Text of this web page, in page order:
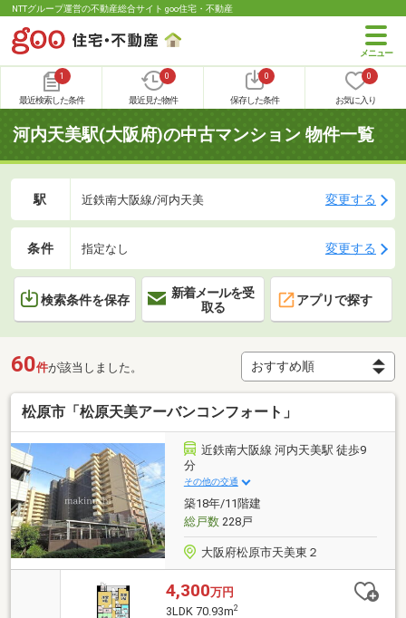
NTTグループ運営の不動産総合サイト goo住宅・不動産
1
最近検索した条件
0
最近見た物件
0
保存した条件
0
お気に入り
河内天美駅(大阪府)の中古マンション 物件一覧
駅 近鉄南大阪線/河内天美 変更する
条件 指定なし 変更する
検索条件を保存
新着メールを受
取る
アプリで探す
60件が該当しました。
松原市「松原天美アーバンコンフォート」
近鉄南大阪線 河内天美駅 徒歩9
分
その他の交通
築18年/11階建
総戸数228戸
大阪府松原市天美東２
4,300万円
3LDK 70.93m2